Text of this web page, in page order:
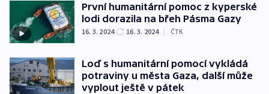
První humanitární pomoc z kyperské
lodi dorazila na břeh Pásma Gazy
16. 3. 2024 16. 3. 2024 | ČTK
Loď s humanitární pomocí vykládá
potraviny u města Gaza, další může
vyplout ještě v pátek